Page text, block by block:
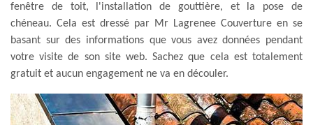
fenêtre de toit, l'installation de gouttière, et la pose de
chéneau. Cela est dressé par Mr Lagrenee Couverture en se
basant sur des informations que vous avez données pendant
votre visite de son site web. Sachez que cela est totalement
gratuit et aucun engagement ne va en découler.